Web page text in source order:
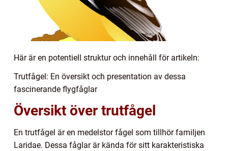
Här är en potentiell struktur och innehåll för artikeln:
Trutfågel: En översikt och presentation av dessa
fascinerande flygfåglar
Översikt över trutfågel
En trutfågel är en medelstor fågel som tillhör familjen
Laridae. Dessa fåglar är kända för sitt karakteristiska